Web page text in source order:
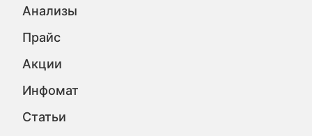
Анализы
Прайс
Акции
Инфомат
Статьи